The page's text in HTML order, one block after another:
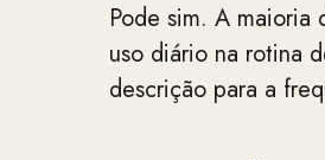
Pode sim. A maioria
uso diário na rotina
descrição para a